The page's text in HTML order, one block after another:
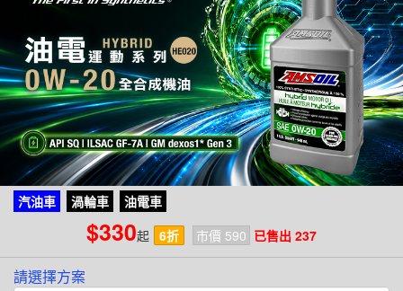
汽油車 渦輪車 油電車
$330起 6折 市價 590 已售出 237
請選擇方案